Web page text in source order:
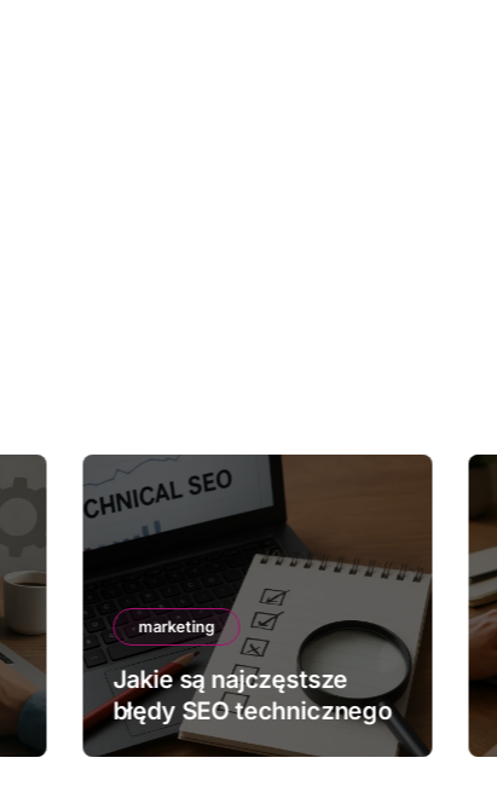
marketing
Jakie są najczęstsze
błędy SEO technicznego